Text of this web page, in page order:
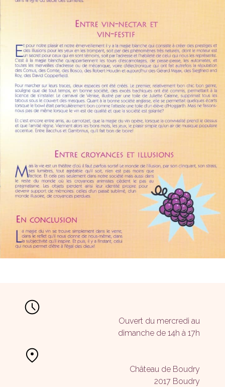
Ouvert du mercredi au
dimanche de 14h à 17h
Château de Boudry
2017 Boudry